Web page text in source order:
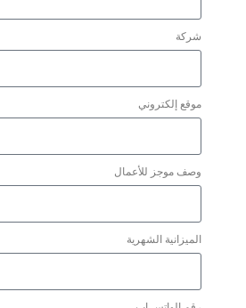
شركة
موقع إلكتروني
وصف موجز للأعمال
الميزانية الشهرية